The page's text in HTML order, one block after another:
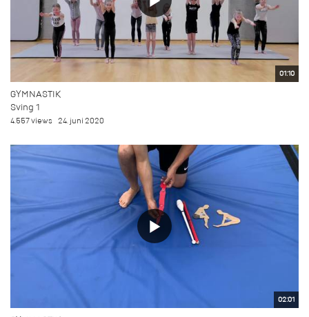
01:10
GYMNASTIK
Sving 1
4.557 views 24. juni 2020
02:01